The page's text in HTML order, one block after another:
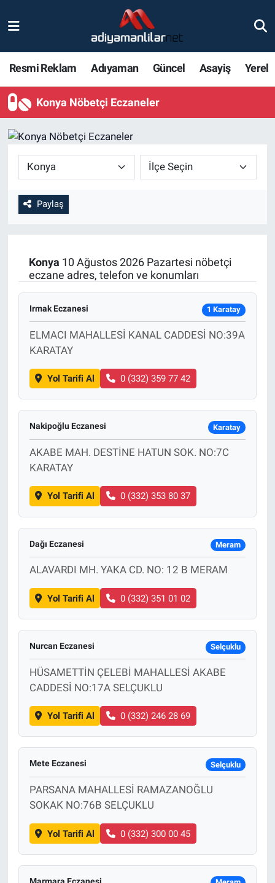
Resmi Reklam Adıyaman Güncel Asayiş Yerel
Konya Nöbetçi Eczaneler
Paylaş
Konya 10 Ağustos 2026 Pazartesi nöbetçi
eczane adres, telefon ve konumları
Irmak Eczanesi 1 Karatay
ELMACI MAHALLESİ KANAL CADDESİ NO:39A
KARATAY
Yol Tarifi Al 0 (332) 359 77 42
Nakipoğlu Eczanesi Karatay
AKABE MAH. DESTİNE HATUN SOK. NO:7C
KARATAY
Yol Tarifi Al 0 (332) 353 80 37
Dağı Eczanesi Meram
ALAVARDI MH. YAKA CD. NO: 12 B MERAM
Yol Tarifi Al 0 (332) 351 01 02
Nurcan Eczanesi Selçuklu
HÜSAMETTİN ÇELEBİ MAHALLESİ AKABE
CADDESİ NO:17A SELÇUKLU
Yol Tarifi Al 0 (332) 246 28 69
Mete Eczanesi Selçuklu
PARSANA MAHALLESİ RAMAZANOĞLU
SOKAK NO:76B SELÇUKLU
Yol Tarifi Al 0 (332) 300 00 45
Marmara Eczanesi
Röportajlar
Magazin
Bölge Haberleri
Gündem
Sağlık
Kültür Sanat
Ekonomi
Yaşam
Çevre
BİLİM VE TEKNOLOJİ
Şambayat Haber
Nöbetçi Eczaneler
Adiyaman Namaz Vakitleri
Trafik Durumu
Süper Lig Puan Durumu ve Fikstür
Tüm Manşetler
Haber Arşivi